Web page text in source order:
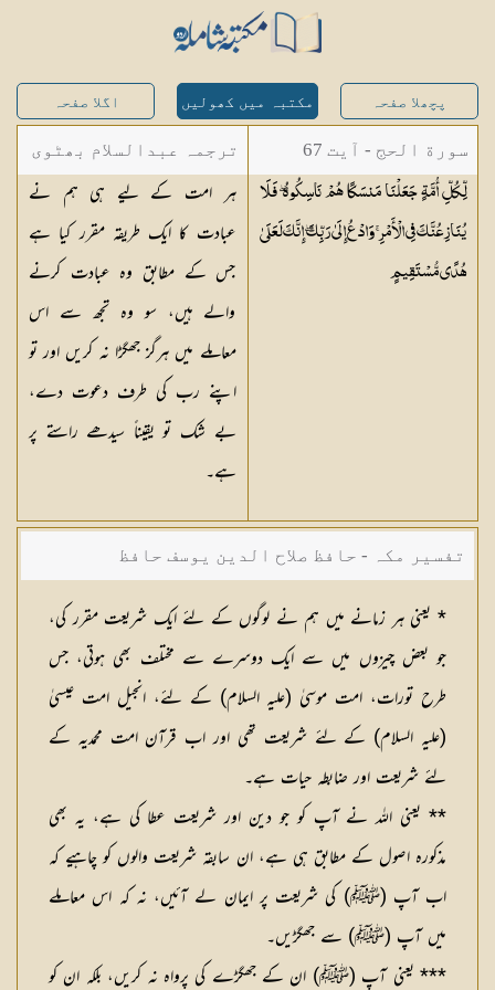
پچھلا صفحہ مکتبہ میں کھولیں اگلا صفحہ
سورة الحج - آیت 67
لِّكُلِّ أُمَّةٍ جَعَلْنَا مَنسَكًا هُمْ نَاسِكُوهُ ۖ فَلَا
يُنَازِعُنَّكَ فِي الْأَمْرِ ۚ وَادْعُ إِلَىٰ رَبِّكَ ۖ إِنَّكَ لَعَلَىٰ
هُدًىمُّسْتَقِيمٍ
ترجمہ عبدالسلام بھٹوی
- عبدالسلام بن محمد
ہر امت کے لیے ہی ہم نے
عبادت کا ایک طریقہ مقرر کیا ہے
جس کے مطابق وہ عبادت کرنے
والے ہیں، سو وہ تجھ سے اس
معاملے میں ہرگز جھگڑا نہ کریں اور تو
اپنے رب کی طرف دعوت دے،
بے شک تو یقیناً سیدھے راستے پر
ہے۔
تفسیر مکہ - حافظ صلاح الدین یوسف حافظ
* یعنی ہر زمانے میں ہم نے لوگوں کے لئے ایک شریعت مقرر کی،
جو بعض چیزوں میں سے ایک دوسرے سے مختلف بھی ہوتی، جس
طرح تورات، امت موسیٰ (عليہ السلام) کے لئے، انجیل امت عیسیٰ
(عليہ السلام) کے لئے شریعت تھی اور اب قرآن امت محمدیہ کے
لئے شریعت اور ضابطہ حیات ہے۔
** یعنی اللہ نے آپ کو جو دین اور شریعت عطا کی ہے، یہ بھی
مذکورہ اصول کے مطابق ہی ہے، ان سابقہ شریعت والوں کو چاہیے کہ
اب آپ (ﷺ) کی شریعت پر ایمان لے آئیں، نہ کہ اس معاملے
میں آپ (ﷺ) سے جھگڑیں۔
*** یعنی آپ (ﷺ) ان کے جھگڑے کی پرواہ نہ کریں، بلکہ ان کو